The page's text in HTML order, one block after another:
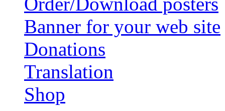
Banner for your web site
Donations
Translation
Shop